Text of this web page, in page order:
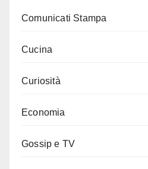
Comunicati Stampa
Cucina
Curiosità
Economia
Gossip e TV